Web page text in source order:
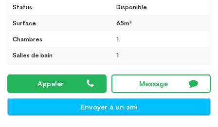
Status Disponible
Surface 65m²
Chambres 1
Salles de bain 1
Appeler Message
Envoyer à un ami